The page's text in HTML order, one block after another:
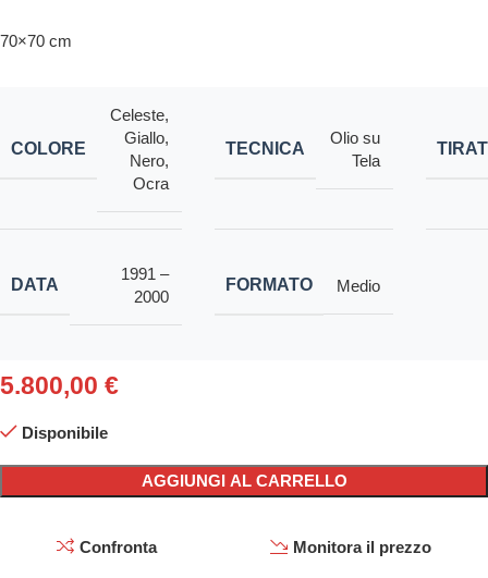
70×70 cm
COLORE
Celeste,
Giallo,
Nero,
Ocra
TECNICA
Olio su
Tela
DATA
1991 –
2000
FORMATO Medio
5.800,00 €
Disponibile
AGGIUNGI AL CARRELLO
Confronta Monitora il prezzo